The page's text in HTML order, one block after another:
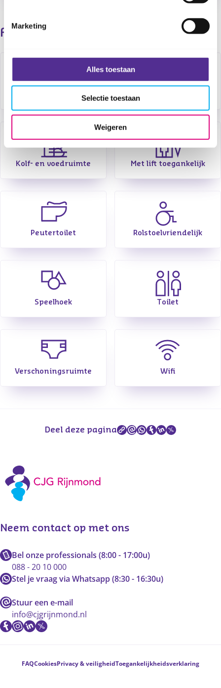
Marketing
Alles toestaan
Selectie toestaan
Weigeren
Faciliteiten
Flessenwarmer
Kolf- en voedruimte Met lift toegankelijk
Peutertoilet Rolstoelvriendelijk
Speelhoek Toilet
Verschoningsruimte Wifi
Deel deze pagina
Neem contact op met ons
Bel onze professionals (8:00 - 17:00u)
088 - 20 10 000
Stel je vraag via Whatsapp (8:30 - 16:30u)
Stuur een e-mail
info@cjgrijnmond.nl
Voetnavigatie
FAQCookiesPrivacy & veiligheidToegankelijkheidsverklaring